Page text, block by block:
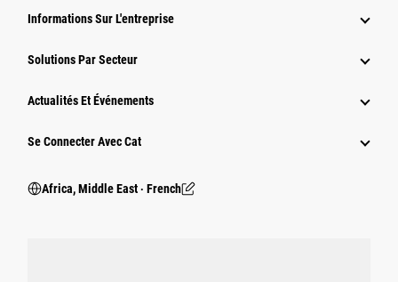
Informations Sur L'entreprise
Solutions Par Secteur
Actualités Et Événements
Se Connecter Avec Cat
Africa, Middle East ‧ French